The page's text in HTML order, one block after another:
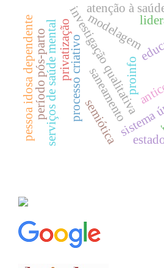
investigação qualitativa
saneamento
processo criativo
modelagem
privatização proinfo
atenção à
serviços de saúde mental semiótica
período pós-parto
pessoa idosa dependente